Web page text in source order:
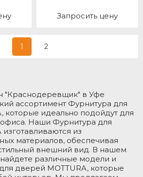
Запросить цену
1 2
"Краснодеревщик" в Уфе
ассортимент Фурнитура для
которые идеально подойдут для
Наши Фурнитура для
из
материалов, обеспечивая
внешний вид. В нашем
различные модели и
дверей MOTTURA, которые